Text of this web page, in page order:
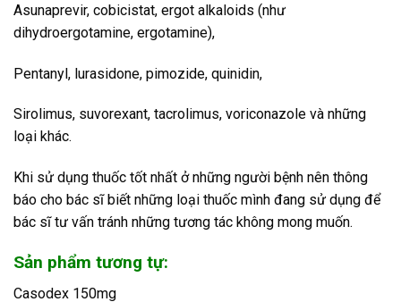
Asunaprevir, cobicistat, ergot alkaloids (như
dihydroergotamine, ergotamine),
Pentanyl, lurasidone, pimozide, quinidin,
Sirolimus, suvorexant, tacrolimus, voriconazole và những
loại khác.
Khi sử dụng thuốc tốt nhất ở những người bệnh nên thông
báo cho bác sĩ biết những loại thuốc mình đang sử dụng để
bác sĩ tư vấn tránh những tương tác không mong muốn.
Sản phẩm tương tự:
Casodex 150mg